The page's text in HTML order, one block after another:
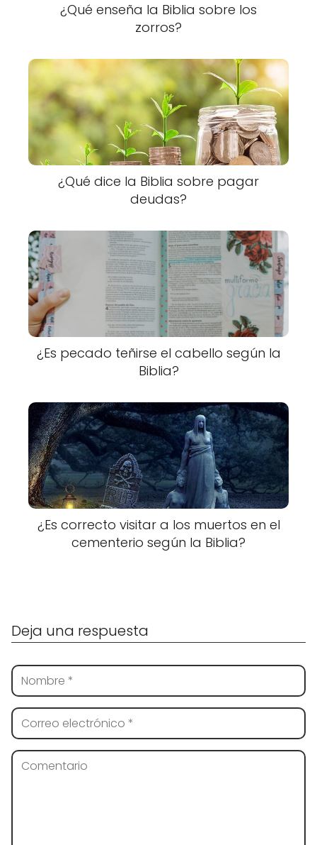
¿Qué enseña la Biblia sobre los
zorros?
¿Qué dice la Biblia sobre pagar
deudas?
¿Es pecado teñirse el cabello según la
Biblia?
¿Es correcto visitar a los muertos en el
cementerio según la Biblia?
Deja una respuesta